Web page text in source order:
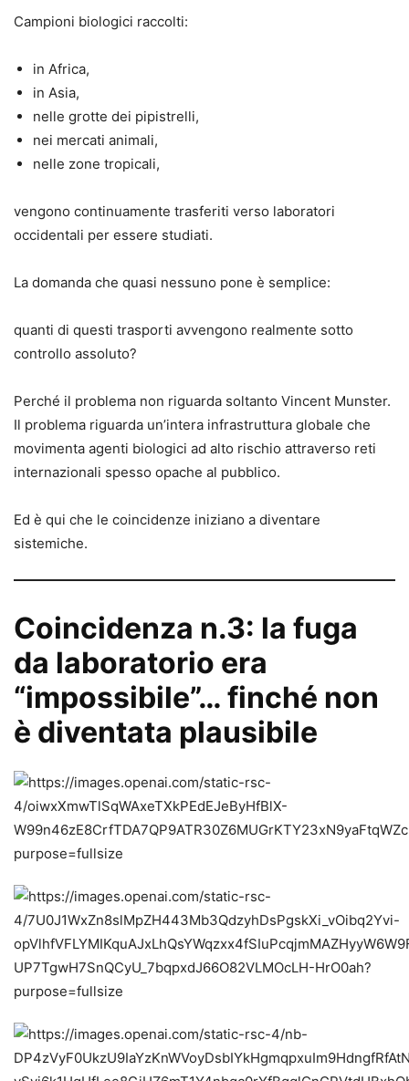
Campioni biologici raccolti:
in Africa,
in Asia,
nelle grotte dei pipistrelli,
nei mercati animali,
nelle zone tropicali,
vengono continuamente trasferiti verso laboratori
occidentali per essere studiati.
La domanda che quasi nessuno pone è semplice:
quanti di questi trasporti avvengono realmente sotto
controllo assoluto?
Perché il problema non riguarda soltanto Vincent Munster.
Il problema riguarda un’intera infrastruttura globale che
movimenta agenti biologici ad alto rischio attraverso reti
internazionali spesso opache al pubblico.
Ed è qui che le coincidenze iniziano a diventare
sistemiche.
Coincidenza n.3: la fuga
da laboratorio era
“impossibile”… finché non
è diventata plausibile